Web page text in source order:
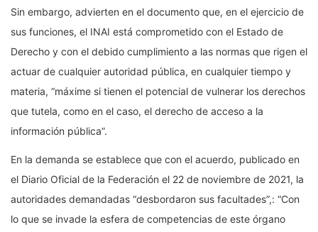
Sin embargo, advierten en el documento que, en el ejercicio de
sus funciones, el INAI está comprometido con el Estado de
Derecho y con el debido cumplimiento a las normas que rigen el
actuar de cualquier autoridad pública, en cualquier tiempo y
materia, “máxime si tienen el potencial de vulnerar los derechos
que tutela, como en el caso, el derecho de acceso a la
información pública”.
En la demanda se establece que con el acuerdo, publicado en
el Diario Oficial de la Federación el 22 de noviembre de 2021, la
autoridades demandadas “desbordaron sus facultades”,: “Con
lo que se invade la esfera de competencias de este órgano